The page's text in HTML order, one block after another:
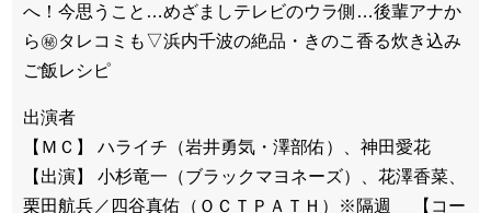
へ！今思うこと…めざましテレビのウラ側…後輩アナか
ら㊙タレコミも▽浜内千波の絶品・きのこ香る炊き込み
ご飯レシピ
出演者
【ＭＣ】 ハライチ（岩井勇気・澤部佑）、神田愛花
【出演】 小杉竜一（ブラックマヨネーズ）、花澤香菜、
栗田航兵／四谷真佑（ＯＣＴＰＡＴＨ）※隔週 【コー